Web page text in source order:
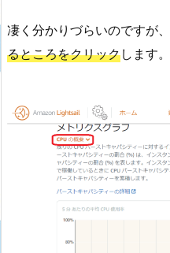
凄く分かりづらいのですが、
るところをクリックします。